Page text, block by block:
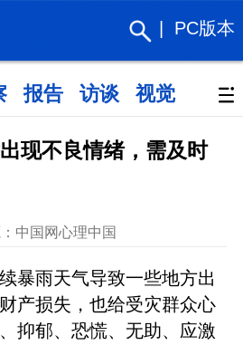
PC版本
报告 访谈 视觉 政策
现不良情绪，需及时
中国网心理中国
暴雨天气导致一些地方出
产损失，也给受灾群众心
抑郁、恐慌、无助、应激